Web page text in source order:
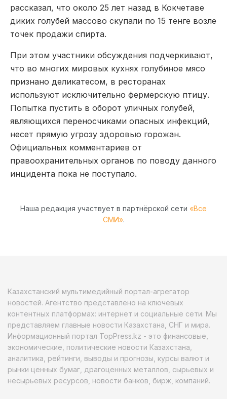
рассказал, что около 25 лет назад в Кокчетаве
диких голубей массово скупали по 15 тенге возле
точек продажи спирта.
При этом участники обсуждения подчеркивают,
что во многих мировых кухнях голубиное мясо
признано деликатесом, в ресторанах
используют исключительно фермерскую птицу.
Попытка пустить в оборот уличных голубей,
являющихся переносчиками опасных инфекций,
несет прямую угрозу здоровью горожан.
Официальных комментариев от
правоохранительных органов по поводу данного
инцидента пока не поступало.
Наша редакция участвует в партнёрской сети «Все
СМИ».
Казахстанский мультимедийный портал-агрегатор
новостей. Агентство представлено на ключевых
контентных платформах: интернет и социальные сети. Мы
представляем главные новости Казахстана, СНГ и мира.
Информационный портал TopPress.kz - это финансовые,
экономические, политические новости Казахстана,
аналитика, рейтинги, выводы и прогнозы, курсы валют и
рынки ценных бумаг, драгоценных металлов, сырьевых и
несырьевых ресурсов, новости банков, бирж, компаний.